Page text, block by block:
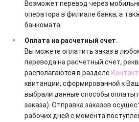
Возможет перевод через
оператора в филиале банка, а
банкомата.
Оплата на расчетный счет.
Вы можете оплатить заказ в
перевода на расчетный счет,
располагаются в разделе
квитанции, сформированной к
выбрали данные способы оплаты
заказа). Отправка заказов
рабочих дней с момента